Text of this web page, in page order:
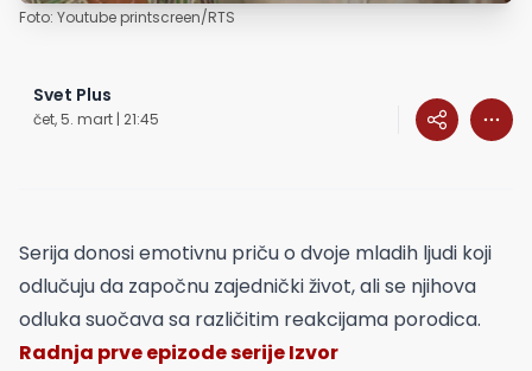
Foto: Youtube printscreen/RTS
Svet Plus
čet, 5. mart | 21:45
Serija donosi emotivnu priču o dvoje mladih ljudi koji
odlučuju da započnu zajednički život, ali se njihova
odluka suočava sa različitim reakcijama porodica.
Radnja prve epizode serije Izvor